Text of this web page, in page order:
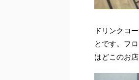
ドリンクコ
とです。フ
はどこのお